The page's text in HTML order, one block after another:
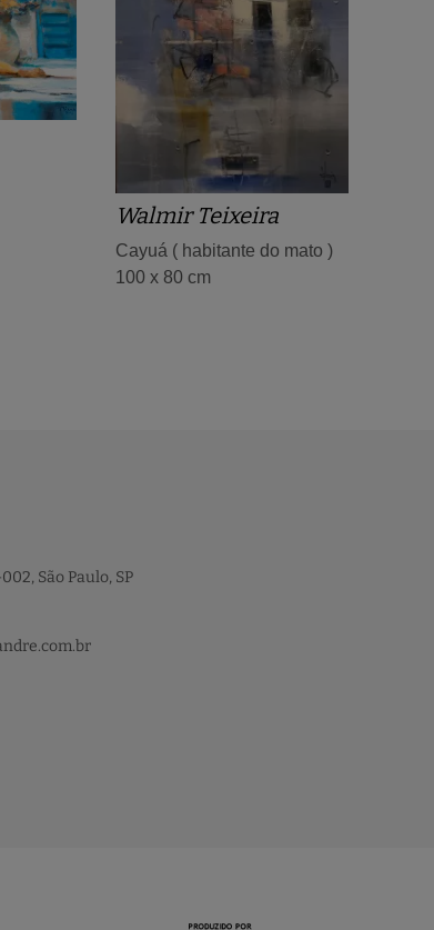
Walmir Teixeira
Cayuá ( habitante do mato )
100 x 80 cm
São Paulo, SP